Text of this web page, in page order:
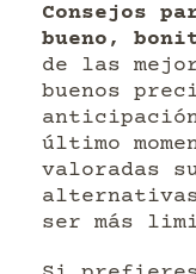
Consejos
bueno,
de las
buenos
último
valoradas
ser más